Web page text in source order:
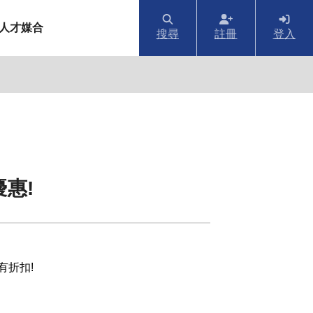
才媒合
搜尋 註冊 登入
惠!
折扣!